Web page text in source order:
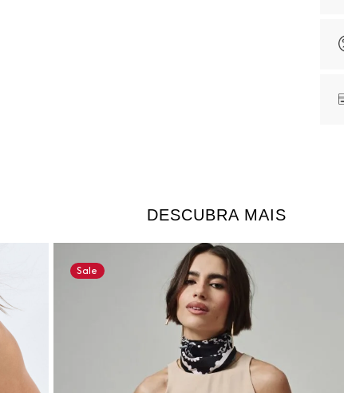
DESCUBRA MAIS
Sale